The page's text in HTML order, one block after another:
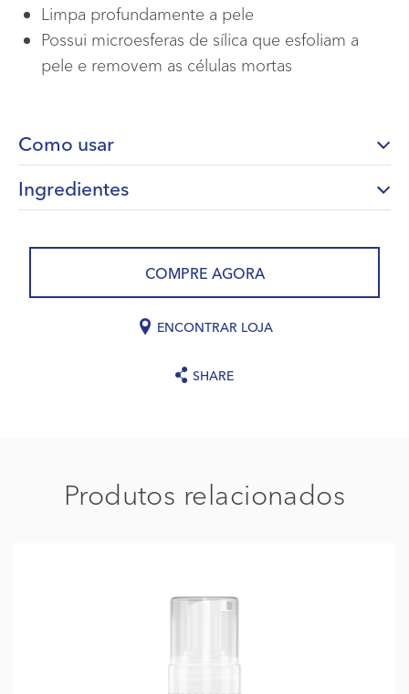
Limpa profundamente a pele
Possui microesferas de sílica que esfoliam a
pele e removem as células mortas
Como usar
Ingredientes
COMPRE AGORA
ENCONTRAR LOJA
SHARE
Produtos relacionados